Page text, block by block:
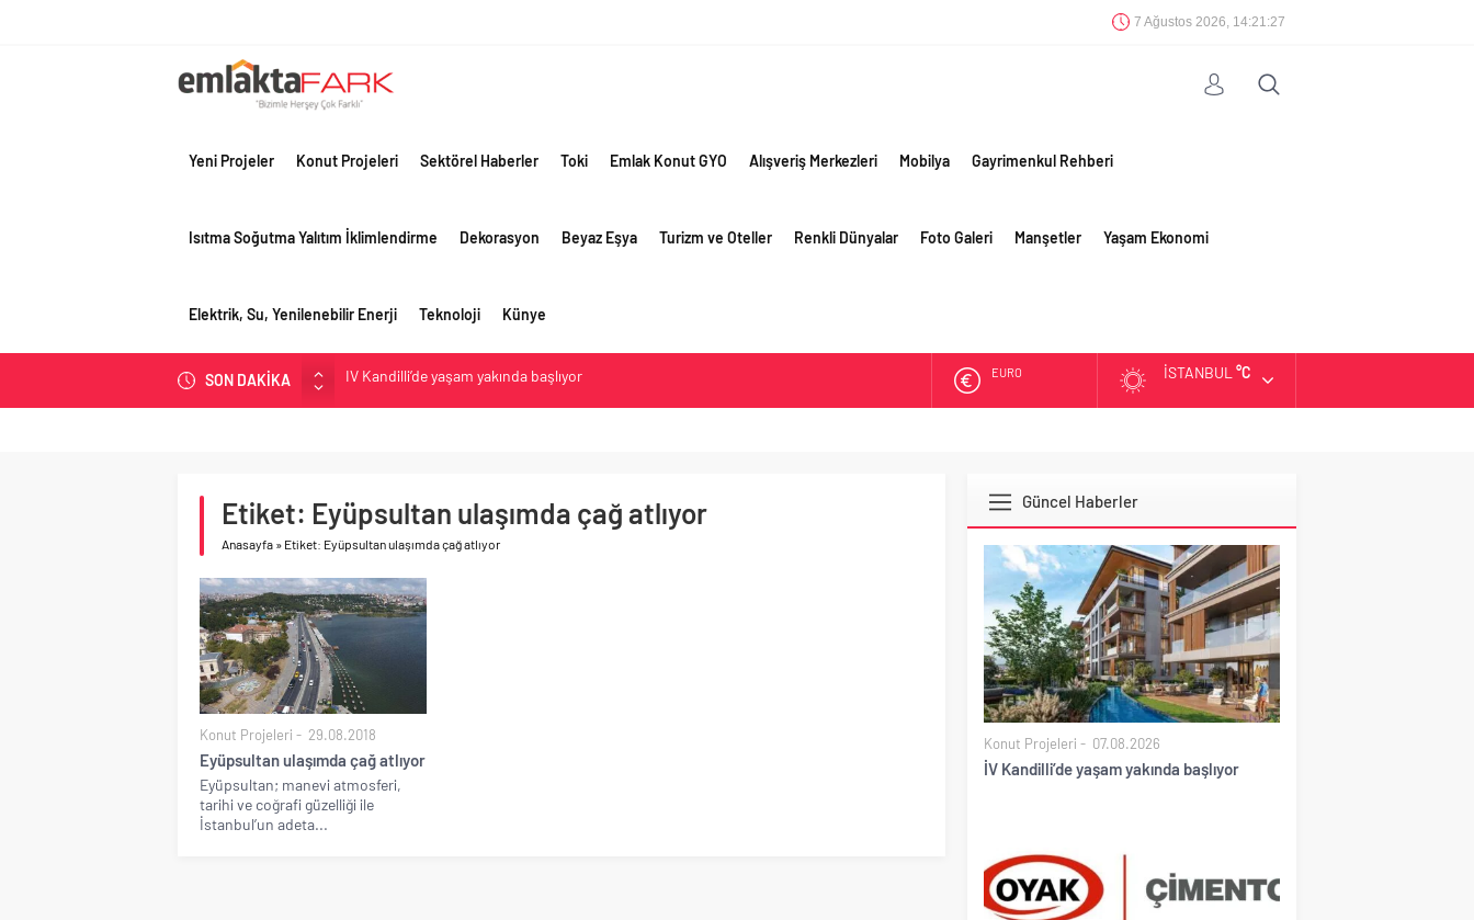
7 Ağustos 2026, 14:21:28
Yeni Projeler Konut Projeleri Sektörel Haberler Toki Emlak Konut GYO Alışveriş Merkezleri Mobilya Gayrimenkul Rehberi
Isıtma Soğutma Yalıtım İklimlendirme Dekorasyon Beyaz Eşya Turizm ve Oteller Renkli Dünyalar Foto Galeri Manşetler Yaşam Ekonomi
Elektrik, Su, Yenilenebilir Enerji Teknoloji Künye
SON DAKİKA
OYAK Çimento, jeopolitik risklere ve maliyet baskısına rağmen 2026’nın ikinci
Birleşik Arap Emirlikleri’nin ilk yüksek hızlı demiryolu projesine Kalyon İnşaat imzası
EURO İSTANBUL °C
Etiket: Eyüpsultan ulaşımda çağ atlıyor
Anasayfa » Etiket: Eyüpsultan ulaşımda çağ atlıyor
Konut Projeleri 29.08.2018
Eyüpsultan ulaşımda çağ atlıyor
Eyüpsultan; manevi atmosferi,
tarihi ve coğrafi güzelliği ile
İstanbul’un adeta...
Güncel Haberler
Konut Projeleri 07.08.2026
İV Kandilli’de yaşam yakında başlıyor